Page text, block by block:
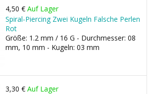
4,50 € Auf Lager
Spiral-Piercing Zwei Kugeln Falsche Perlen
Rot
Größe: 1.2 mm / 16 G - Durchmesser: 08
mm, 10 mm - Kugeln: 03 mm
3,30 € Auf Lager